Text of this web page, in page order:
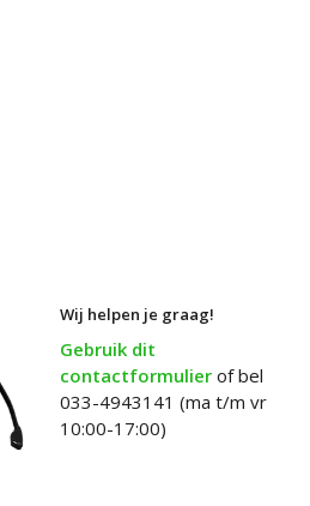
Wij helpen je graag!
Gebruik dit
contactformulier of bel
033-4943141 (ma t/m vr
10:00-17:00)